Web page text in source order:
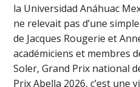
la Universidad Anáhuac
ne relevait pas d’une
de Jacques Rougerie et
académiciens et membres
Soler, Grand Prix national
Prix Abella 2026, c’est une